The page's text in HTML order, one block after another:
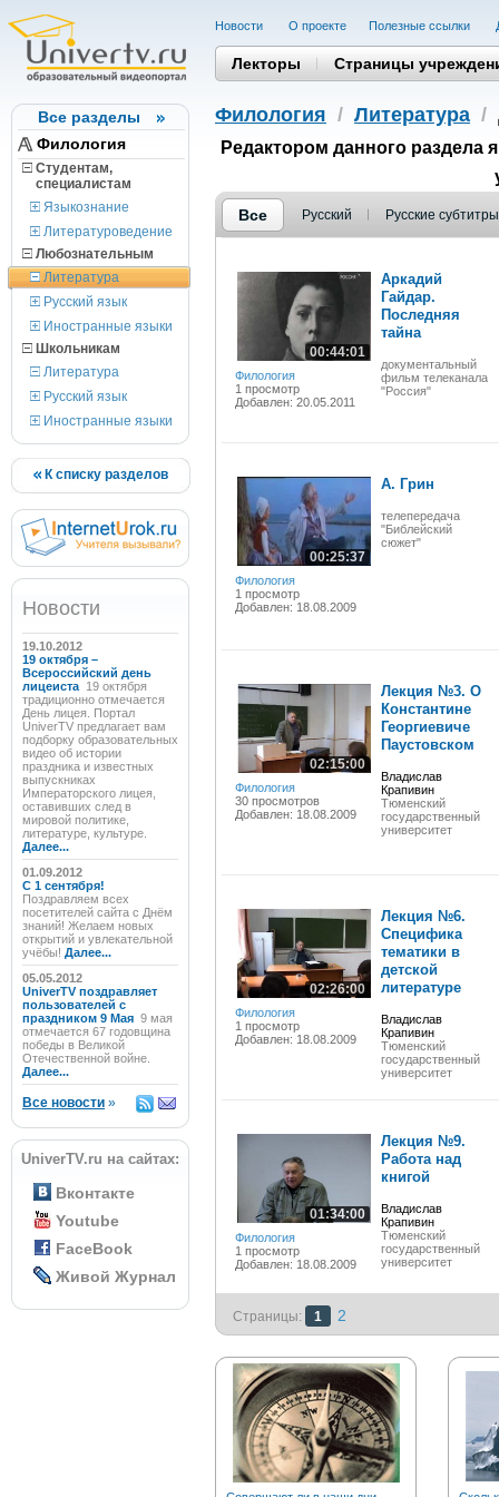
Все разделы
Филология
Студентам,
cпециалистам
Языкознание
Литературоведение
Любознательным
Литература
Русский язык
Иностранные языки
Школьникам
Литература
Русский язык
Иностранные языки
К списку разделов
Новости
19.10.2012
19 октября –
Всероссийский день
лицеиста 19 октября
традиционно отмечается
День лицея. Портал
UniverTV предлагает вам
подборку образовательных
видео об истории
праздника и известных
выпускниках
Императорского лицея,
оставивших след в
мировой политике,
литературе, культуре.
Далее...
01.09.2012
C 1 сентября!
Поздравляем всех
посетителей сайта с Днём
знаний! Желаем новых
открытий и увлекательной
учёбы! Далее...
05.05.2012
UniverTV поздравляет
пользователей с
праздником 9 Мая 9 мая
отмечается 67 годовщина
победы в Великой
Отечественной войне.
Далее...
Все новости »
UniverTV.ru на сайтах:
Вконтакте
Youtube
FaceBook
Живой Журнал
Новости О проекте Полезные cсылки
Лекторы Страницы
Филология / Литература /
Редактором данного раздела
Все Русский Русские субтитры
00:44:01
Филология
1 просмотр
Добавлен: 20.05.2011
Аркадий
Гайдар.
Последняя
тайна
документальный
фильм телеканала
"Россия"
00:25:37
Филология
1 просмотр
Добавлен: 18.08.2009
А. Грин
телепередача
"Библейский
сюжет"
02:15:00
Филология
30 просмотров
Добавлен: 18.08.2009
Лекция №3. О
Константине
Георгиевиче
Паустовском
Владислав
Крапивин
Тюменский
государственный
университет
02:26:00
Филология
1 просмотр
Добавлен: 18.08.2009
Лекция №6.
Специфика
тематики в
детской
литературе
Владислав
Крапивин
Тюменский
государственный
университет
01:34:00
Филология
1 просмотр
Добавлен: 18.08.2009
Лекция №9.
Работа над
книгой
Владислав
Крапивин
Тюменский
государственный
университет
Страницы: 1 2